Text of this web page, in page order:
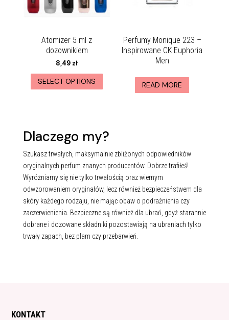
Atomizer 5 ml z
dozownikiem
8,49 zł
SELECT OPTIONS
Perfumy Monique 223 –
Inspirowane CK Euphoria
Men
READ MORE
Dlaczego my?
Szukasz trwałych, maksymalnie zbliżonych odpowiedników
oryginalnych perfum znanych producentów. Dobrze trafiłeś!
Wyróżniamy się nie tylko trwałością oraz wiernym
odwzorowaniem oryginałów, lecz również bezpieczeństwem dla
skóry każdego rodzaju, nie mając obaw o podrażnienia czy
zaczerwienienia. Bezpieczne są również dla ubrań, gdyż starannie
dobrane i dozowane składniki pozostawiają na ubraniach tylko
trwały zapach, bez plam czy przebarwień.
KONTAKT